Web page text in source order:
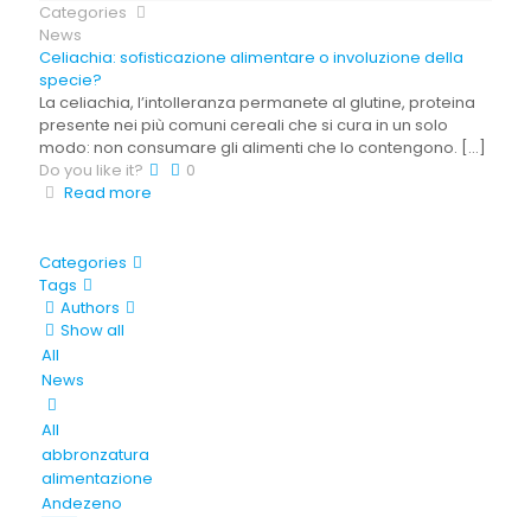
Categories
News
Celiachia: sofisticazione alimentare o involuzione della
specie?
La celiachia, l’intolleranza permanete al glutine, proteina
presente nei più comuni cereali che si cura in un solo
modo: non consumare gli alimenti che lo contengono. […]
Do you like it?
0
Read more
Categories
Tags
Authors
Show all
All
News
All
abbronzatura
alimentazione
Andezeno